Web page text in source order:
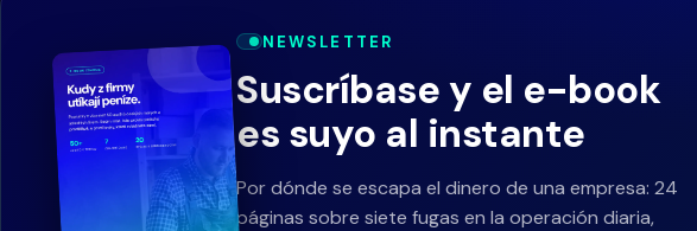
NEWSLETTER
Suscríbase y el e-book
es suyo al instante
Por dónde se escapa el dinero de una empresa: 24
páginas sobre siete fugas en la operación diaria,